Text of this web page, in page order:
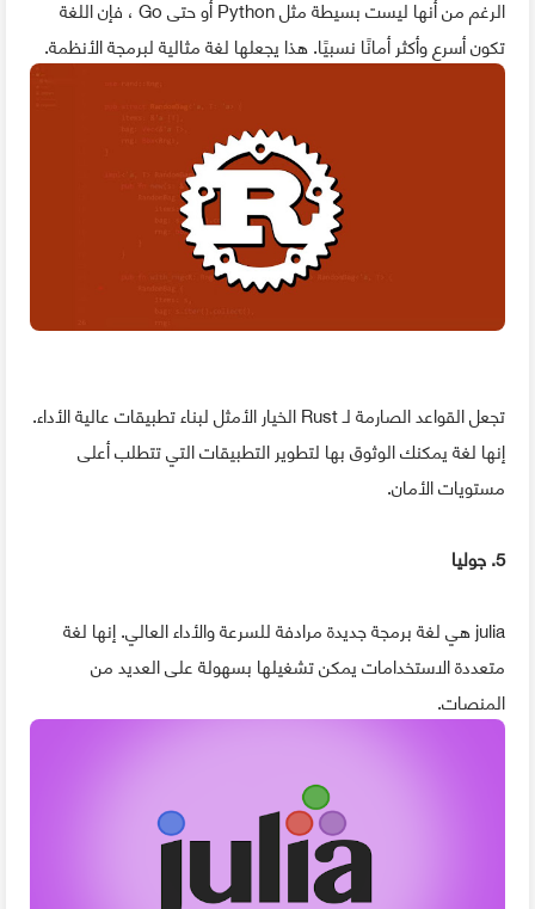
الرغم من أنها ليست بسيطة مثل Python أو حتى Go ، فإن اللغة
تكون أسرع وأكثر أمانًا نسبيًا. هذا يجعلها لغة مثالية لبرمجة الأنظمة.
تجعل القواعد الصارمة لـ Rust الخيار الأمثل لبناء تطبيقات عالية الأداء.
إنها لغة يمكنك الوثوق بها لتطوير التطبيقات التي تتطلب أعلى
مستويات الأمان.
5. جوليا
julia هي لغة برمجة جديدة مرادفة للسرعة والأداء العالي. إنها لغة
متعددة الاستخدامات يمكن تشغيلها بسهولة على العديد من
المنصات.